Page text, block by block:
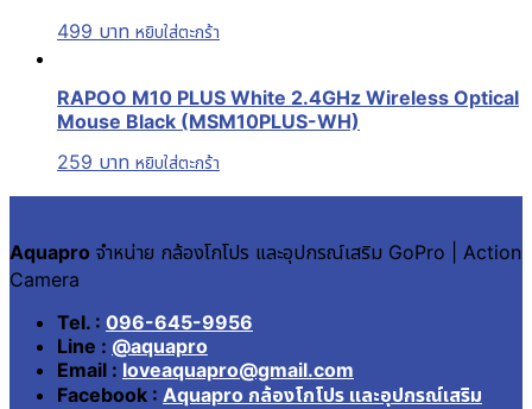
499 บาท หยิบใส่ตะกร้า
RAPOO M10 PLUS White 2.4GHz Wireless Optical
Mouse Black (MSM10PLUS-WH)
259 บาท หยิบใส่ตะกร้า
Aquapro จำหน่าย กล้องโกโปร และอุปกรณ์เสริม GoPro | Action
Camera
Tel. : 096-645-9956
Line : @aquapro
Email : loveaquapro@gmail.com
Facebook : Aquapro กล้องโกโปร และอุปกรณ์เสริม